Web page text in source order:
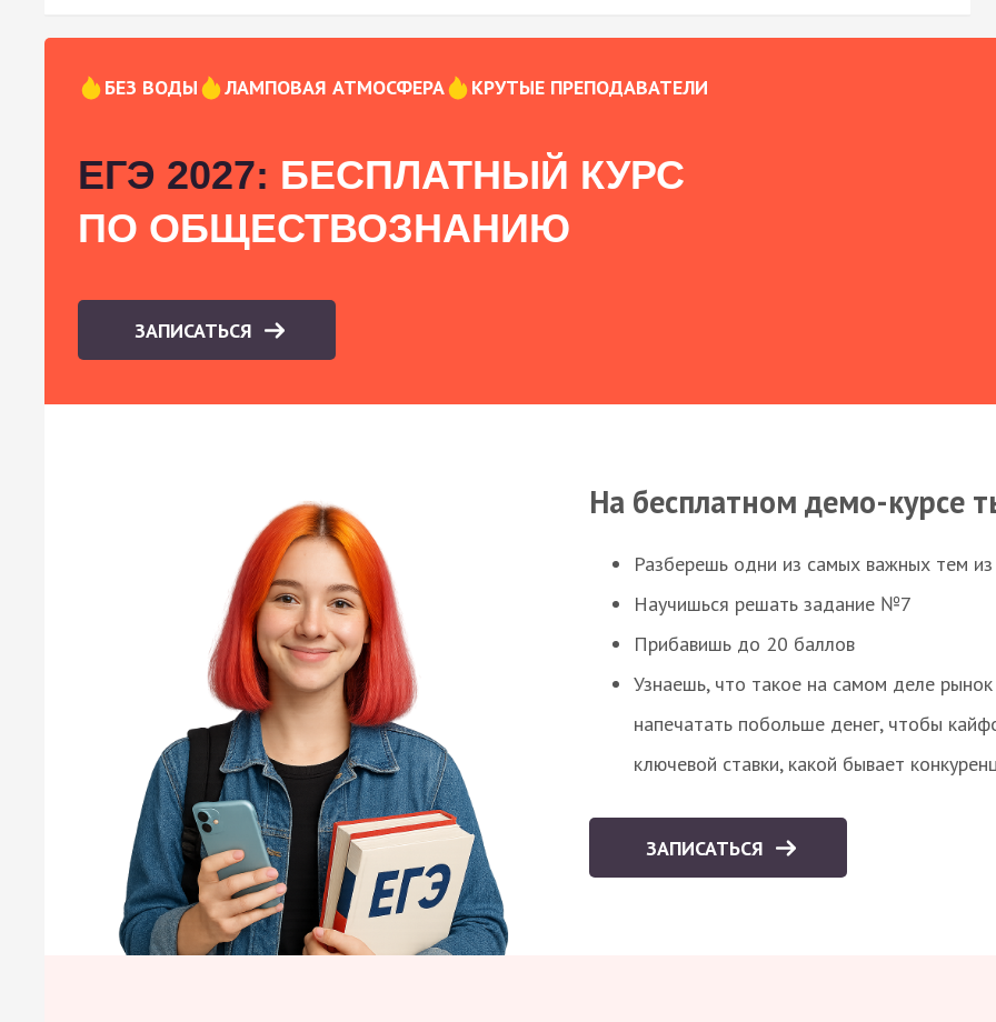
БЕЗ ВОДЫ ЛАМПОВАЯ АТМОСФЕРА КРУТЫЕ ПРЕПОДАВАТЕЛИ
ЕГЭ 2027: БЕСПЛАТНЫЙ КУРС
ПО ОБЩЕСТВОЗНАНИЮ
ЗАПИСАТЬСЯ
На бесплатном демо-курсе
Разберешь одни из самых важных тем
Научишься решать задание №7
Прибавишь до 20 баллов
Узнаешь, что такое на самом деле
напечатать побольше денег, чтобы
ключевой ставки, какой бывает
ЗАПИСАТЬСЯ